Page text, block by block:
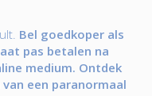
Bel goedkoper als
pas betalen na
medium. Ontdek
een paranormaal